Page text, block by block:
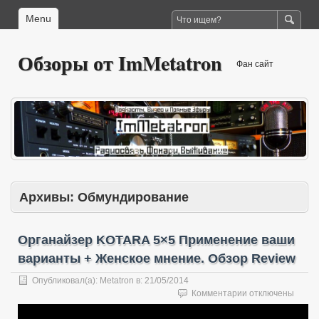
Menu
Обзоры от ImMetatron Фан сайт
Архивы: Обмундирование
Органайзер KOTARA 5×5 Применение ваши
варианты + Женское мнение. Обзор Review
Опубликовал(а): Metatron в: 21/05/2014
Комментарии к
записи
отключены